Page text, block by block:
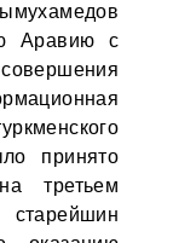
Аравию с
принято
третьем